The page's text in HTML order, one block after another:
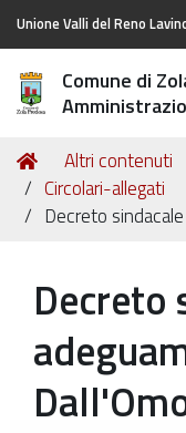
Unione Valli del Reno
Comune di
Tu
sei
qui:
Home
Altri contenuti
Circolari-allegati
Decreto
Decreto